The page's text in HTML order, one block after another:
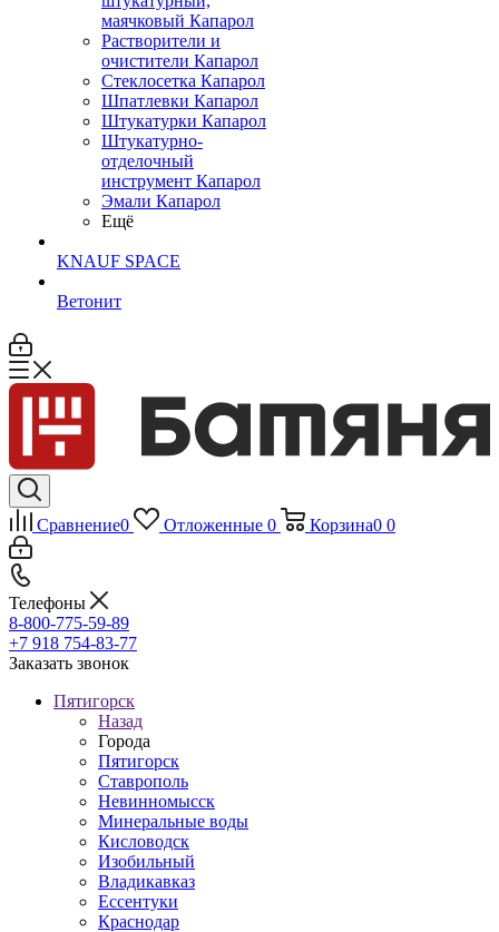
маячковый Капарол
Растворители и
очистители Капарол
Cтеклосетка Капарол
Шпатлевки Капарол
Штукатурки Капарол
Штукатурно-
отделочный
инструмент Капарол
Эмали Капарол
Ещё
KNAUF SPACE
Ветонит
Сравнение0 Отложенные 0 Корзина0 0
Телефоны
8-800-775-59-89
+7 918 754-83-77
Заказать звонок
Пятигорск
Назад
Города
Пятигорск
Ставрополь
Невинномысск
Минеральные воды
Кисловодск
Изобильный
Владикавказ
Ессентуки
Краснодар